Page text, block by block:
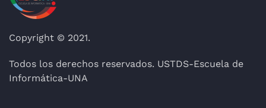
Copyright © 2021.
Todos los derechos reservados. USTDS-Escuela de
Informática-UNA